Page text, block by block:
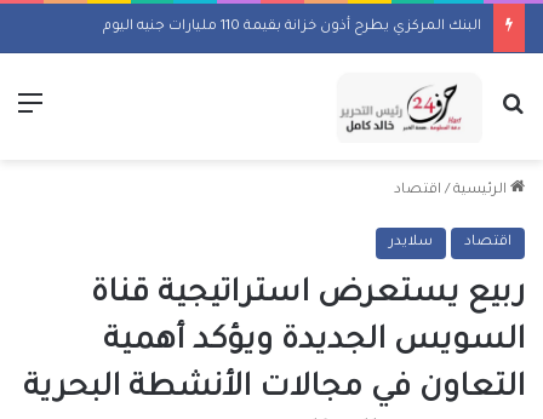
البنك المركزي يطرح أذون خزانة بقيمة 110 مليارات جنيه اليوم
بحث عن
الرئيسية / اقتصاد
اقتصاد سلايدر
ربيع يستعرض استراتيجية قناة
السويس الجديدة ويؤكد أهمية
التعاون في مجالات الأنشطة البحرية